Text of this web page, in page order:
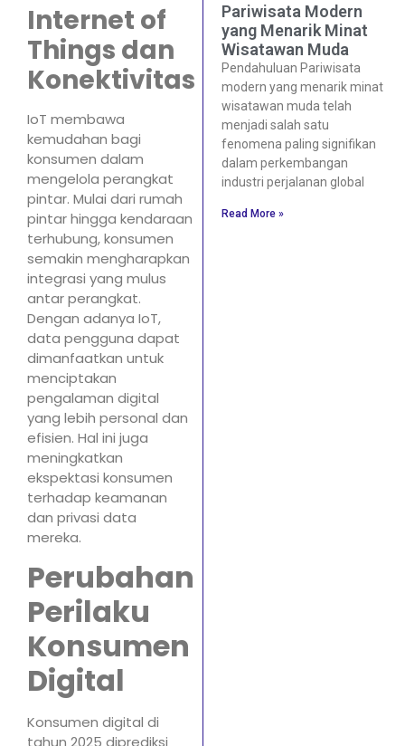
Internet of
Things dan
Konektivitas
IoT membawa
kemudahan bagi
konsumen dalam
mengelola perangkat
pintar. Mulai dari rumah
pintar hingga kendaraan
terhubung, konsumen
semakin mengharapkan
integrasi yang mulus
antar perangkat.
Dengan adanya IoT,
data pengguna dapat
dimanfaatkan untuk
menciptakan
pengalaman digital
yang lebih personal dan
efisien. Hal ini juga
meningkatkan
ekspektasi konsumen
terhadap keamanan
dan privasi data
mereka.
Perubahan
Perilaku
Konsumen
Digital
Konsumen digital di
Pariwisata Modern
yang Menarik Minat
Wisatawan Muda
Pendahuluan Pariwisata
modern yang menarik minat
wisatawan muda telah
menjadi salah satu
fenomena paling signifikan
dalam perkembangan
industri perjalanan global
Read More »